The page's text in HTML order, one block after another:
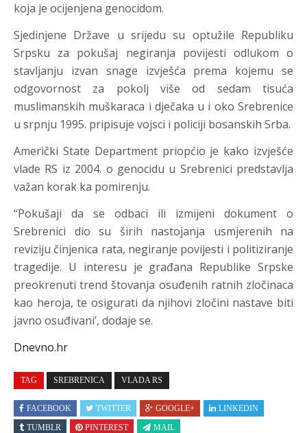
koja je ocijenjena genocidom.
Sjedinjene Države u srijedu su optužile Republiku
Srpsku za pokušaj negiranja povijesti odlukom o
stavljanju izvan snage izvješća prema kojemu se
odgovornost za pokolj više od sedam tisuća
muslimanskih muškaraca i dječaka u i oko Srebrenice
u srpnju 1995. pripisuje vojsci i policiji bosanskih Srba.
Američki State Department priopćio je kako izvješće
vlade RS iz 2004. o genocidu u Srebrenici predstavlja
važan korak ka pomirenju.
“Pokušaji da se odbaci ili izmijeni dokument o
Srebrenici dio su širih nastojanja usmjerenih na
reviziju činjenica rata, negiranje povijesti i politiziranje
tragedije. U interesu je građana Republike Srpske
preokrenuti trend štovanja osuđenih ratnih zločinaca
kao heroja, te osigurati da njihovi zločini nastave biti
javno osuđivani’, dodaje se.
Dnevno.hr
TAG SREBRENICA VLADA RS
FACEBOOK TWITTER GOOGLE+
LINKEDIN
TUMBLR
PINTEREST MAIL